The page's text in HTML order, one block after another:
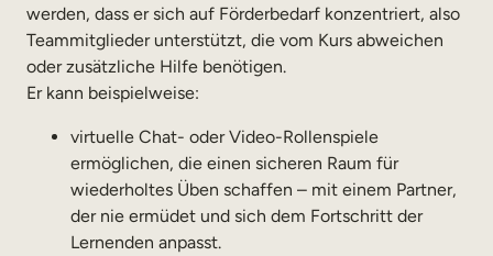
werden, dass er sich auf Förderbedarf konzentriert, also
Teammitglieder unterstützt, die vom Kurs abweichen
oder zusätzliche Hilfe benötigen.
Er kann beispielweise:
virtuelle Chat- oder Video-Rollenspiele
ermöglichen, die einen sicheren Raum für
wiederholtes Üben schaffen – mit einem Partner,
der nie ermüdet und sich dem Fortschritt der
Lernenden anpasst.